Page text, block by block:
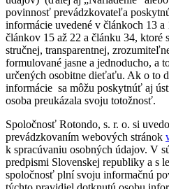
povinnosť prevádzkovateľa
informácie uvedené v článkoch 13
článkov 15 až 22 a článku 34, ktoré
stručnej, transparentnej,
formulované jasne a jednoducho, a
určených osobitne dieťaťu. Ak o to
informácie sa môžu poskytnúť aj
osoba preukázala svoju totožnosť.
Spoločnosť Rotondo, s. r. o. si
prevádzkovaním webových stránok
k spracúvaniu osobných údajov. V
predpismi Slovenskej republiky a s
spoločnosť plní svoju informačnú